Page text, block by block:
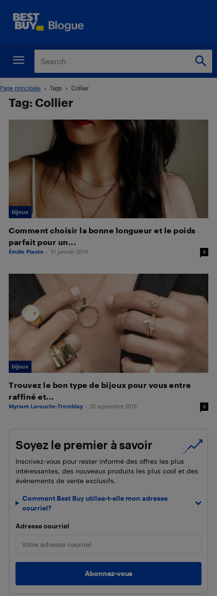
Page principale Tags Collier
Tag: Collier
bijoux
Comment choisir la bonne longueur et le poids
parfait pour un...
Émilie Plante - 31 janvier 2019 0
bijoux
Trouvez le bon type de bijoux pour vous entre
raffiné et...
Myriam Larouche-Tremblay - 20 septembre 2018 0
Soyez le premier à savoir
Inscrivez-vous pour rester informé des offres les plus
intéressantes, des nouveaux produits les plus cool et des
événements de vente exclusifs.
Comment Best Buy utilise-t-elle mon adresse
courriel?
Adresse courriel